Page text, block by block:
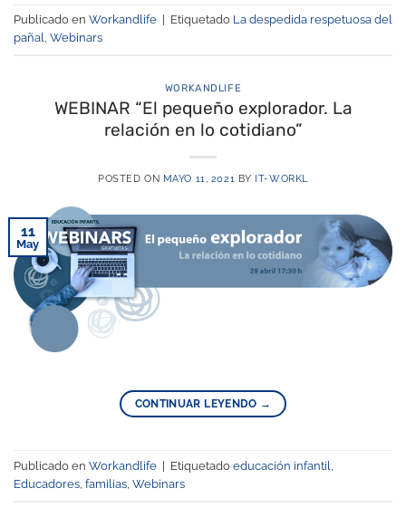
Publicado en Workandlife Etiquetado La despedida respetuosa del
pañal, Webinars
WORKANDLIFE
WEBINAR “El pequeño explorador. La
relación en lo cotidiano”
POSTED ON MAYO 11, 2021 BY IT-WORKL
11
May
CONTINUAR LEYENDO →
Publicado en Workandlife | Etiquetado educación infantil
Educadores familias Webinars